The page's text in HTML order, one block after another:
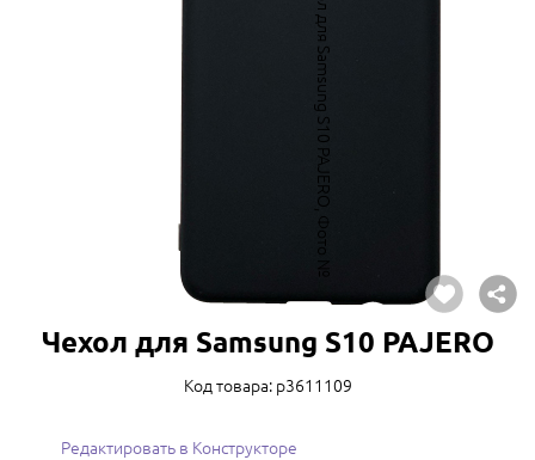
Чехол для Samsung S10 PAJERO
Код товара: p3611109
Редактировать в Конструкторе